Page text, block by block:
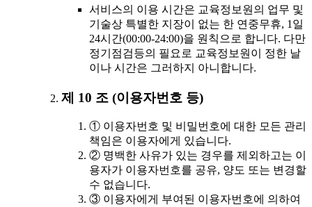
서비스의 이용 시간은 교육정보원의 업무 및
기술상 특별한 지장이 없는 한 연중무휴, 1일
24시간(00:00-24:00)을 원칙으로 합니다. 다만
정기점검등의 필요로 교육정보원이 정한 날
이나 시간은 그러하지 아니합니다.
제 10 조 (이용자번호 등)
① 이용자번호 및 비밀번호에 대한 모든 관리
책임은 이용자에게 있습니다.
② 명백한 사유가 있는 경우를 제외하고는 이
용자가 이용자번호를 공유, 양도 또는 변경할
수 없습니다.
③ 이용자에게 부여된 이용자번호에 의하여